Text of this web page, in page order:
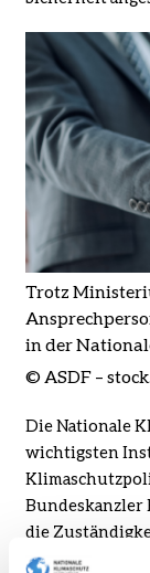
nukleare
Sicherheit
Trotz
in der
© ASDF –
Die Nationale
wichtigsten
Bundeskanzler
die
für Wirtschaft